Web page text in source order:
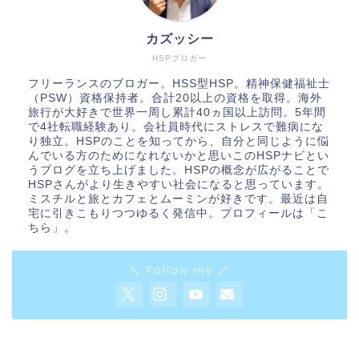
HSPブロガー
カズッシー
フリーランスのブロガー。HSS型HSP。精神保健福祉士
（PSW）資格保持者。合計20以上の資格を取得。海外
旅行が大好きで世界一周し累計40ヵ国以上訪問。5年間
で4社転職経験あり。会社員時代にストレスで難病にな
り独立。HSPのことを知ってから、自分と同じように悩
んでいる方のためになれないかと思いこのHSPナビとい
うブログを立ち上げました。HSPの概念が広がることで
HSPさんがより生きやすい社会になると思っています。
ミスチルと旅とカフェとムーミンが好きです。最近は自
宅に引きこもりつつゆるく発信中。プロフィールは「 こ
ちら 」。
＼ Follow me ／